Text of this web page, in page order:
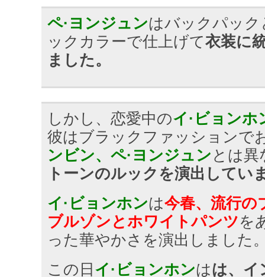
ペ·ヨンジュンはバックパッ
ックカラーで仕上げて衣装に
ました。
しかし、恋愛中のイ·ビョンホ
彼はブラックファッションで
ンビン、ペ·ヨンジュン とは異
トーンのルックを演出してい
イ·ビョンホンは今春、流行の
ブルゾンとホワイトパンツを
った華やかさを演出しました
この日 イ·ビョンホンはは、イ